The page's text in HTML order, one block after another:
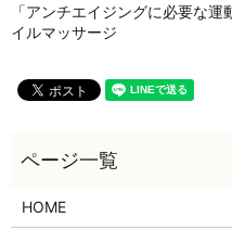
「アンチエイジングに必要な
イルマッサージ
HOME